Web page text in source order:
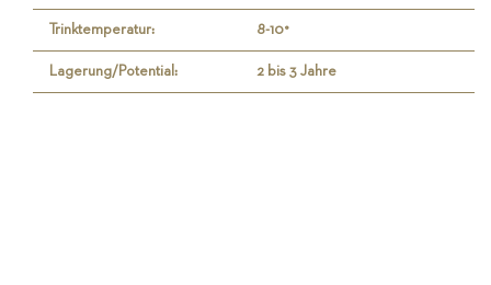
Trinktemperatur: 8-10°
Lagerung/Potential: 2 bis 3 Jahre